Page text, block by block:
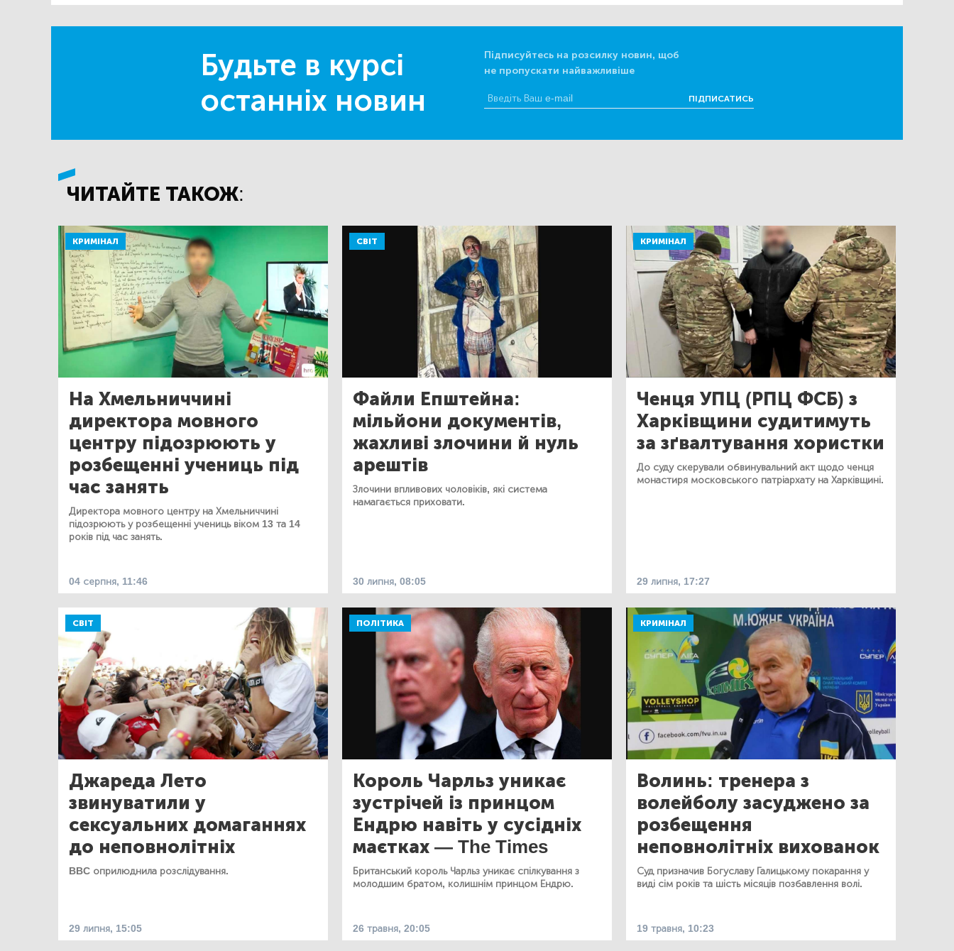
Будьте в курсі
останніх новин
Підписуйтесь на розсилку новин, щоб
не пропускати найважливіше
ПІДПИСАТИСЬ
ЧИТАЙТЕ ТАКОЖ:
КРИМІНАЛ
На Хмельниччині
директора мовного
центру підозрюють у
розбещенні учениць під
час занять
Директора мовного центру на Хмельниччині
підозрюють у розбещенні учениць віком 13 та 14
років під час занять.
04 серпня, 11:46
СВІТ
Файли Епштейна:
мільйони документів,
жахливі злочини й нуль
арештів
Злочини впливових чоловіків, які система
намагається приховати.
30 липня, 08:05
КРИМІНАЛ
Ченця УПЦ (РПЦ ФСБ) з
Харківщини судитимуть
за зґвалтування хористки
До суду скерували обвинувальний акт щодо ченця
монастиря московського патріархату на Харківщині.
29 липня, 17:27
СВІТ
Джареда Лето
звинуватили у
сексуальних домаганнях
до неповнолітніх
BBC оприлюднила розслідування.
29 липня, 15:05
ПОЛІТИКА
Король Чарльз уникає
зустрічей із принцом
Ендрю навіть у сусідніх
маєтках — The Times
Британський король Чарльз уникає спілкування з
молодшим братом, колишнім принцом Ендрю.
26 травня, 20:05
КРИМІНАЛ
Волинь: тренера з
волейболу засуджено за
розбещення
неповнолітніх вихованок
Суд призначив Богуславу Галицькому покарання у
виді сім років та шість місяців позбавлення волі.
19 травня, 10:23